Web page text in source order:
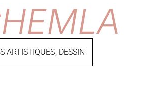
ARTISTIQUES, DESSIN